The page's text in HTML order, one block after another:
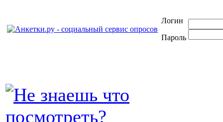
Логин
Пароль